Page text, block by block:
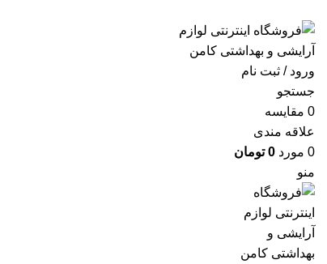
ورود / ثبت نام
جستجو
0 مقايسه
علاقه مندی
0 مورد 0 تومان
منو